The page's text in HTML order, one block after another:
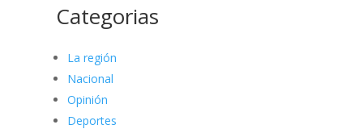
Categorias
La región
Nacional
Opinión
Deportes